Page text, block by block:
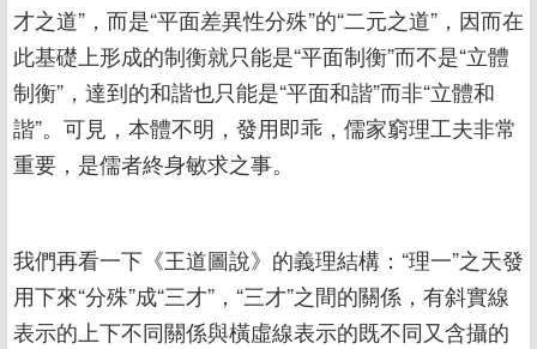
才之道”，而是“平面差異性分殊”的“二元之道”，因而在
此基礎上形成的制衡就只能是“平面制衡”而不是“立體
制衡”，達到的和諧也只能是“平面和諧”而非“立體和
諧”。可見，本體不明，發用即乖，儒家窮理工夫非常
重要，是儒者終身敏求之事。
我們再看一下《王道圖說》的義理結構：“理一”之天發
用下來“分殊”成“三才”，“三才”之間的關係，有斜實線
表示的上下不同關係與橫虛線表示的既不同又含攝的